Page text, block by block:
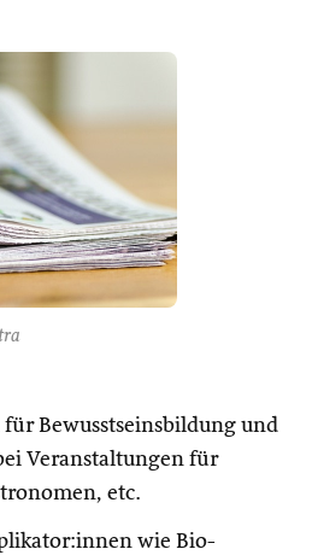
Bewusstseinsbildung und
Veranstaltungen für
etc.
wie Bio-